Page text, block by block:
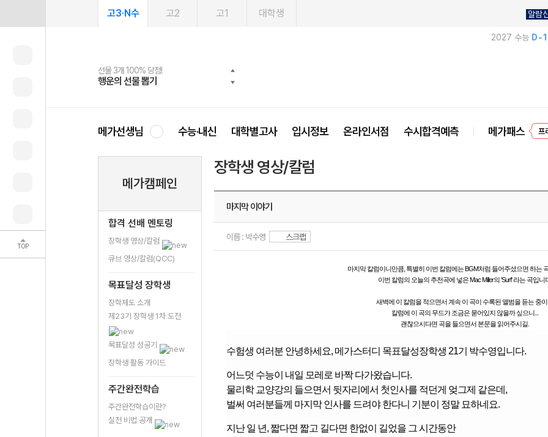
TOP
고3·N수 고2 고1 대학생 알람
2027 수능 D-
선물 3개 100% 당첨!
행운의 선물 뽑기
선물 100% 증정!
메가스터디 X 올리브
여름방학 스터디 캐시백
메가런 썸머스쿨
2027 러셀 단과
강사 공개선발
스마트러닝앱
설문 EVENT
메가패스
3일 무료 체험권
메가패스 수강생 무료혜택!
메가클럽 멤버십
사회공헌 캠페인
희망이룸 메가나눔
메가선생님 수능·내신 대학별고사 입시정보 온라인서점 수시합격예측 메가패스
메가캠페인
합격 선배 멘토링
장학생 영상/칼럼
큐브 영상/칼럼(QCC)
목표달성 장학생
장학제도 소개
제23기 장학생 1차 도전
목표달성 성공기
장학생 활동 가이드
주간완전학습
주간완전학습이란?
실천 비법 공개
장학생 영상/칼럼
마지막 이야기
이름 : 박수영 스크랩
마지막 칼럼이니만큼, 특별히 이번 칼럼에는 BGM처럼 들어주셨으면 하는
이번 칼럼의 오늘의 추천곡에 넣은 Mac Miller의 'Surf' 라는 곡입니
새벽에 이 칼럼을 적으면서 계속 이 곡이 수록된 앨범을 듣는 중
칼럼에 이 곡의 무드가 조금은 묻어있지 않을까 싶으니...
괜찮으시다면 곡을들으면서 본문을 읽어주시길.
수험생 여러분 안녕하세요, 메가스터디 목표달성장학생 21기 박수영입니다.
어느덧 수능이 내일 모레로 바짝 다가왔습니다.
물리학 교양강의 들으면서 뒷자리에서 첫인사를 적던게 엊그제 같은데,
벌써 여러분들께 마지막 인사를 드려야 한다니 기분이 정말 묘하네요.
지난 일 년, 짧다면 짧고 길다면 한없이 길었을 그 시간동안